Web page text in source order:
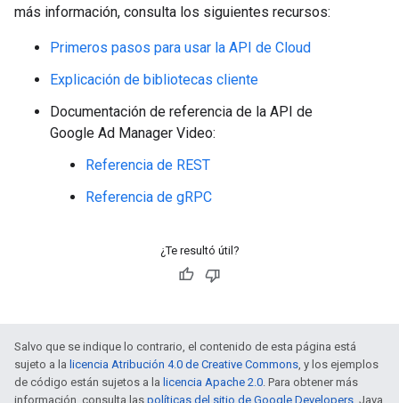
más información, consulta los siguientes recursos:
Primeros pasos para usar la API de Cloud
Explicación de bibliotecas cliente
Documentación de referencia de la API de
Google Ad Manager Video:
Referencia de REST
Referencia de gRPC
¿Te resultó útil?
Salvo que se indique lo contrario, el contenido de esta página está
sujeto a la licencia Atribución 4.0 de Creative Commons, y los ejemplos
de código están sujetos a la licencia Apache 2.0. Para obtener más
información, consulta las políticas del sitio de Google Developers. Java